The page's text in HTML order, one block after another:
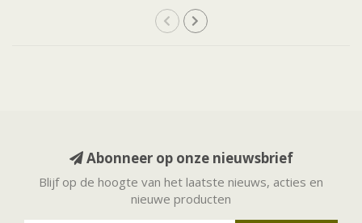
Abonneer op onze nieuwsbrief
Blijf op de hoogte van het laatste nieuws, acties en
nieuwe producten